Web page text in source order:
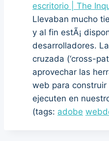
escritorio | The
Llevaban mucho
y al fin estÃ¡
desarrolladores.
cruzada (‘cross-
aprovechar las
web para construir
ejecuten en
(tags: adobe